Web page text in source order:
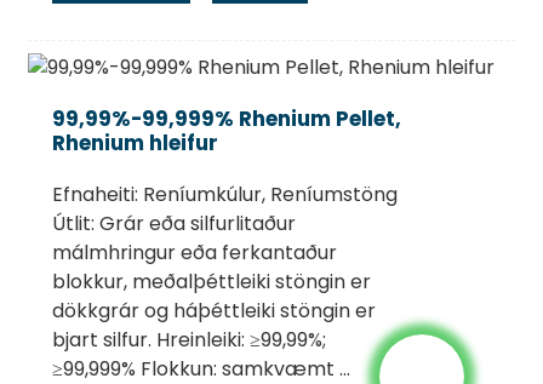
99,99%-99,999% Rhenium Pellet,
Rhenium hleifur
Efnaheiti: Reníumkúlur, Reníumstöng
Útlit: Grár eða silfurlitaður
málmhringur eða ferkantaður
blokkur, meðalþéttleiki stöngin er
dökkgrár og háþéttleiki stöngin er
bjart silfur. Hreinleiki: ≥99,99%;
≥99,999% Flokkun: samkvæmt ...